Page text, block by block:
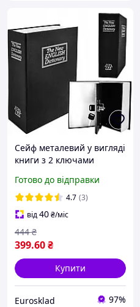
Сейф металевий у вигляді
книги з 2 ключами
Готово до відправки
4.7 (3)
від40₴/міс
399.60₴
444 ₴
Купити
Eurosklad 97%